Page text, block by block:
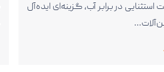
استثنایی در برابر آب، گزینه‌ای ایده‌آل